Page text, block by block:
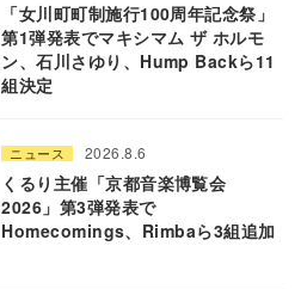
「女川町町制施行100周年記念祭」
第1弾発表でマキシマム ザ ホルモ
ン、石川さゆり、Hump Backら11
組決定
ニュース 2026.8.6
くるり主催「京都音楽博覧会
2026」第3弾発表で
Homecomings、Rimbaら3組追加